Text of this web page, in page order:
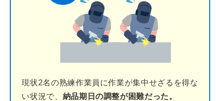
現状2名の熟練作業員に作業が集中せざるを得な
い状況で、 納品期日の調整が困難だった。